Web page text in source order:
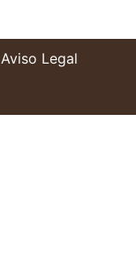
Aviso Legal